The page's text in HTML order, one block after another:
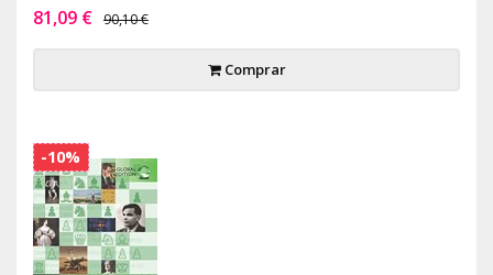
81,09 € 90,10 €
Comprar
-10%